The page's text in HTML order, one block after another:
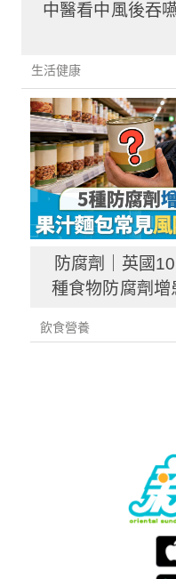
中醫看中風後吞
生活健康
防腐劑｜英國
種食物防腐劑增
飲食營養